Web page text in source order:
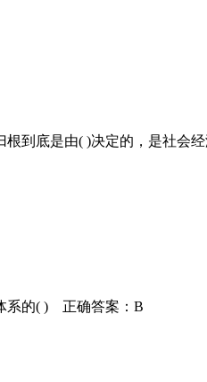
根到底是由( )决定的，是社会
系的( ) 正确答案：B